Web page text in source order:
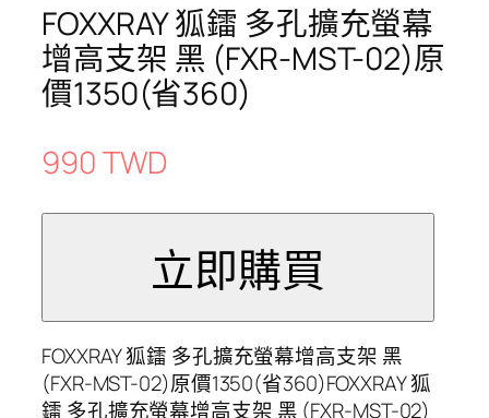
FOXXRAY 狐鐳 多孔擴充螢幕
增高支架 黑 (FXR-MST-02)原
價1350(省360)
990 TWD
FOXXRAY 狐鐳 多孔擴充螢幕增高支架 黑
(FXR-MST-02)原價1350(省360)FOXXRAY 狐
鐳 多孔擴充螢幕增高支架 黑 (FXR-MST-02)